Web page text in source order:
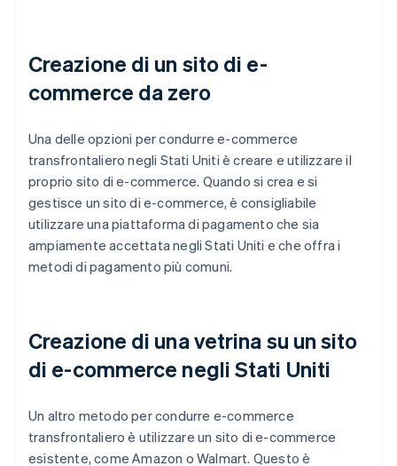
Creazione di un sito di e-
commerce da zero
Una delle opzioni per condurre e-commerce
transfrontaliero negli Stati Uniti è creare e utilizzare il
proprio sito di e-commerce. Quando si crea e si
gestisce un sito di e-commerce, è consigliabile
utilizzare una piattaforma di pagamento che sia
ampiamente accettata negli Stati Uniti e che offra i
metodi di pagamento più comuni.
Creazione di una vetrina su un sito
di e-commerce negli Stati Uniti
Un altro metodo per condurre e-commerce
transfrontaliero è utilizzare un sito di e-commerce
esistente, come Amazon o Walmart. Questo è